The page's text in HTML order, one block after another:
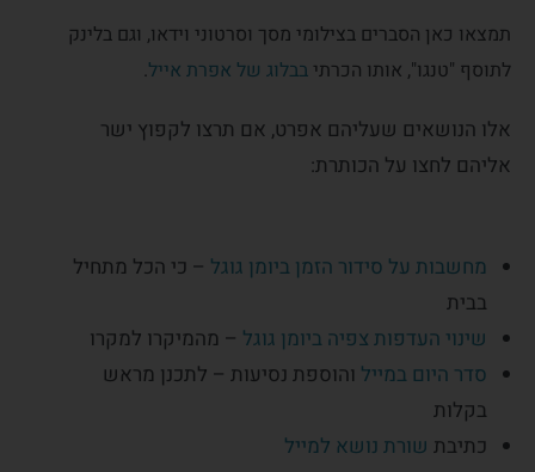
תמצאו כאן הסברים בצילומי מסך וסרטוני וידאו, וגם בלינק
לתוסף "טנגו", אותו הכרתי בבלוג של אפרת אייל.
אלו הנושאים שעליהם אפרט, אם תרצו לקפוץ ישר
אליהם לחצו על הכותרת:
מחשבות על סידור הזמן ביומן גוגל – כי הכל מתחיל
בבית
שינוי העדפות צפיה ביומן גוגל – מהמיקרו למקרו
סדר היום במייל והוספת נסיעות – לתכנן מראש
בקלות
כתיבת שורת נושא למייל